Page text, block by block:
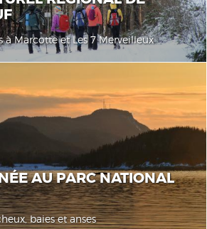
à Marcotte et Les 7 Merveilleux
AU PARC NATIONAL
baies et anses